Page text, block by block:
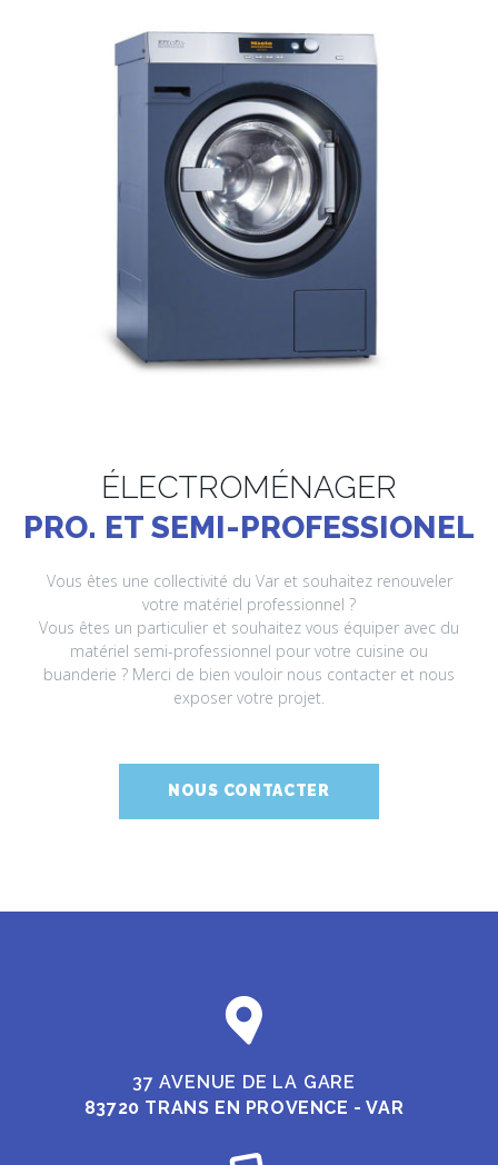
ÉLECTROMÉNAGER
PRO. ET SEMI-PROFESSIONEL
Vous êtes une collectivité du Var et souhaitez renouveler
votre matériel professionnel ?
Vous êtes un particulier et souhaitez vous équiper avec du
matériel semi-professionnel pour votre cuisine ou
buanderie ? Merci de bien vouloir nous contacter et nous
exposer votre projet.
NOUS CONTACTER
37 AVENUE DE LA GARE
83720 TRANS EN PROVENCE - VAR